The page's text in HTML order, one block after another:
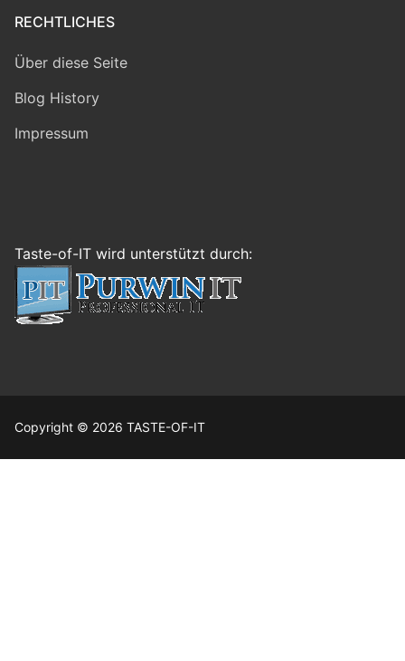
RECHTLICHES
Über diese Seite
Blog History
Impressum
Taste-of-IT wird unterstützt durch:
Copyright © 2026 TASTE-OF-IT